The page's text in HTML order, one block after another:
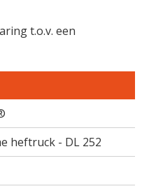
t.o.v. een
heftruck - DL 252